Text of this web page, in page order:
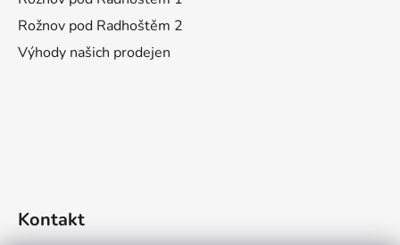
Rožnov pod Radhoštěm 2
Výhody našich prodejen
Kontakt